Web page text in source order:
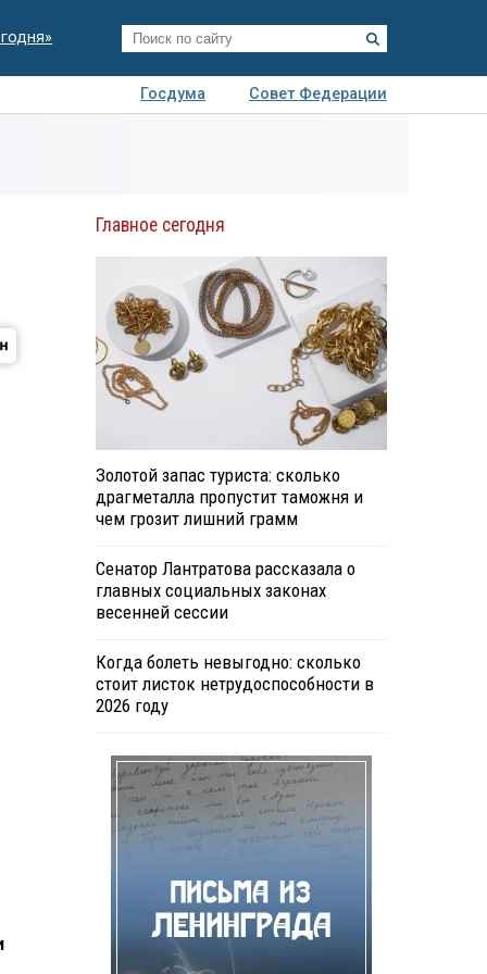
Госдума
Совет Федерации
Главное сегодня
Золотой запас туриста: сколько
драгметалла пропустит таможня и
чем грозит лишний грамм
Сенатор Лантратова рассказала о
главных социальных законах
весенней сессии
Когда болеть невыгодно: сколько
стоит листок нетрудоспособности в
2026 году